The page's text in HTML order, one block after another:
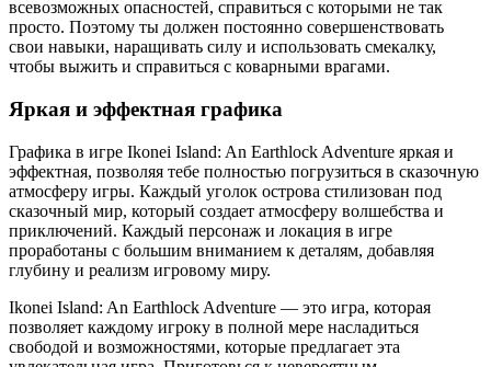
всевозможных опасностей, справиться с которыми не так
просто. Поэтому ты должен постоянно совершенствовать
свои навыки, наращивать силу и использовать смекалку,
чтобы выжить и справиться с коварными врагами.
Яркая и эффектная графика
Графика в игре Ikonei Island: An Earthlock Adventure яркая и
эффектная, позволяя тебе полностью погрузиться в сказочную
атмосферу игры. Каждый уголок острова стилизован под
сказочный мир, который создает атмосферу волшебства и
приключений. Каждый персонаж и локация в игре
проработаны с большим вниманием к деталям, добавляя
глубину и реализм игровому миру.
Ikonei Island: An Earthlock Adventure — это игра, которая
позволяет каждому игроку в полной мере насладиться
свободой и возможностями, которые предлагает эта